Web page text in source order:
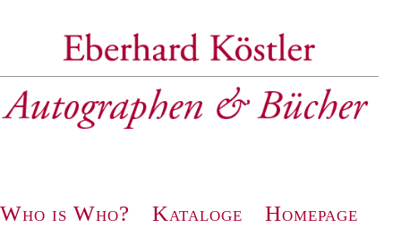
Navigation
Who is Who? Kataloge Homepage